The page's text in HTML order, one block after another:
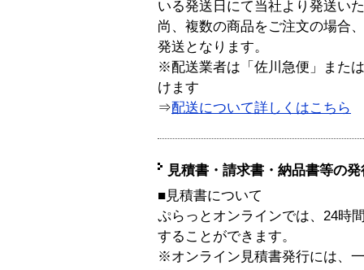
いる発送日にて当社より発送い
尚、複数の商品をご注文の場合
発送となります。
※配送業者は「佐川急便」また
けます
⇒配送について詳しくはこちら
見積書・請求書・納品書等の
■見積書について
ぷらっとオンラインでは、24時
することができます。
※オンライン見積書発行には、